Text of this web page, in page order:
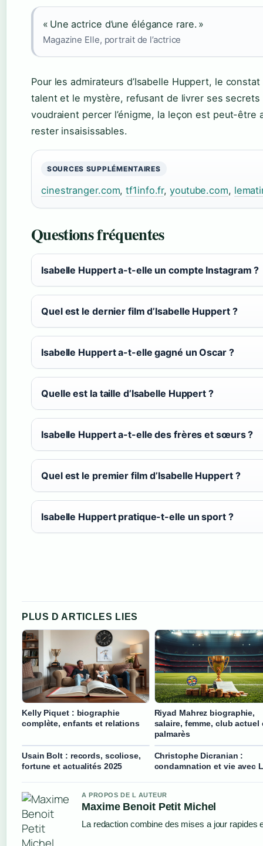
« Une actrice d’une élégance rare. »
Magazine Elle, portrait de l’actrice
Pour les admirateurs d’Isabelle Huppert, le
talent et le mystère, refusant de livrer ses
voudraient percer l’énigme, la leçon est peut-
rester insaisissables.
SOURCES SUPPLÉMENTAIRES
cinestranger.com,tf1info.fr,youtube.com,
Questions fréquentes
Isabelle Huppert a-t-elle un compte Instagram ?
Quel est le dernier film d’Isabelle Huppert ?
Isabelle Huppert a-t-elle gagné un Oscar ?
Quelle est la taille d’Isabelle Huppert ?
Isabelle Huppert a-t-elle des frères et sœurs ?
Quel est le premier film d’Isabelle Huppert ?
Isabelle Huppert pratique-t-elle un sport ?
PLUS D ARTICLES LIES
Kelly Piquet : biographie
complète, enfants et relations
Riyad Mahrez biographie,
salaire, femme, club actuel
palmarès
Usain Bolt : records, scoliose,
fortune et actualités 2025
Christophe Dicranian :
condamnation et vie avec
A PROPOS DE L AUTEUR
Maxime Benoit Petit Michel
La redaction combine des mises a jour rapides